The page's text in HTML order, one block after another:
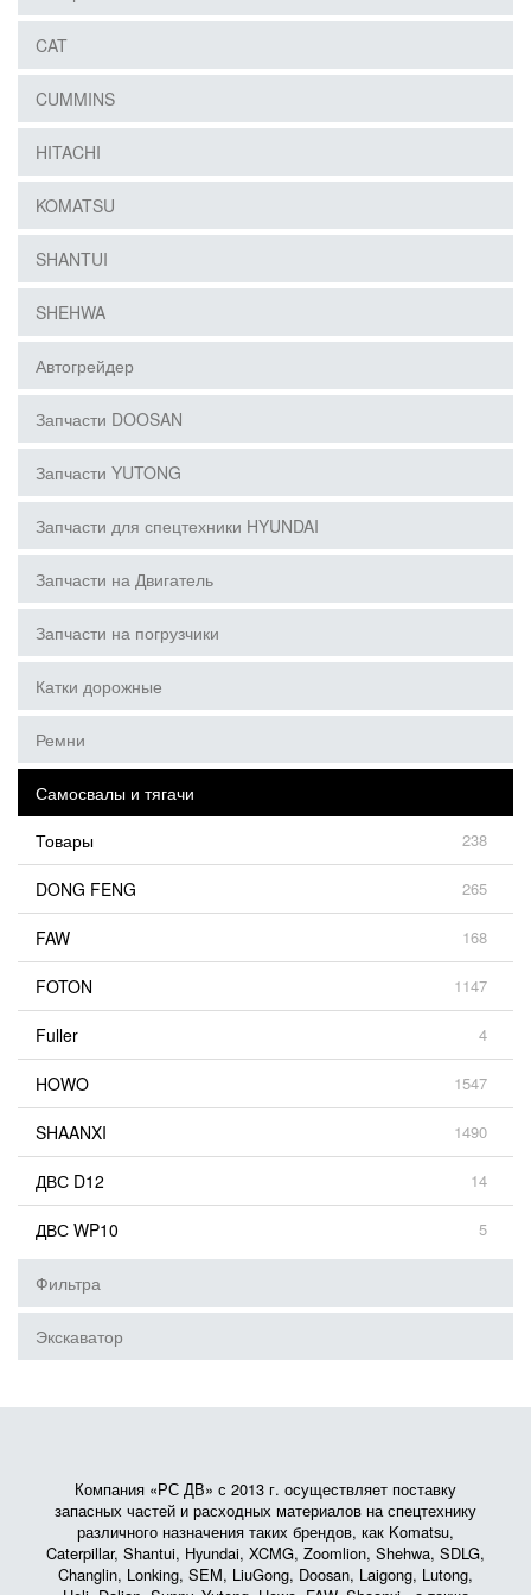
CAT
CUMMINS
HITACHI
KOMATSU
SHANTUI
SHEHWA
Автогрейдер
Запчасти DOOSAN
Запчасти YUTONG
Запчасти для спецтехники HYUNDAI
Запчасти на Двигатель
Запчасти на погрузчики
Катки дорожные
Ремни
Самосвалы и тягачи
Товары
238
DONG FENG 265
FAW 168
FOTON 1147
Fuller 4
HOWO 1547
SHAANXI 1490
ДВС D12 14
ДВС WP10 5
Фильтра
Экскаватор
Компания «РС ДВ» с 2013 г. осуществляет поставку
запасных частей и расходных материалов на спецтехнику
различного назначения таких брендов, как Komatsu,
Caterpillar, Shantui, Hyundai, XCMG, Zoomlion, Shehwa, SDLG,
Changlin, Lonking, SEM, LiuGong, Doosan, Laigong, Lutong,